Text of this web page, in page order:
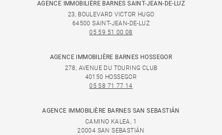
AGENCE IMMOBILIÈRE BARNES SAINT-JEAN-DE-LUZ
23, BOULEVARD VICTOR HUGO
64500 SAINT-JEAN-DE-LUZ
05 59 51 00 08
AGENCE IMMOBILIÈRE BARNES HOSSEGOR
278, AVENUE DU TOURING CLUB
40150 HOSSEGOR
05 58 71 77 14
AGENCE IMMOBILIÈRE BARNES SAN SEBASTIÁN
CAMINO KALEA, 1
20004 SAN SEBASTIÁN